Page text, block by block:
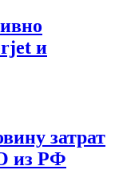
и
затрат
из РФ